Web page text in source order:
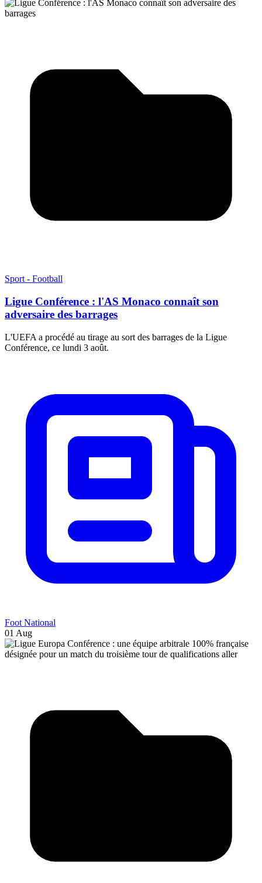
Sport - Football
Ligue Conférence : l'AS Monaco connaît son
adversaire des barrages
L'UEFA a procédé au tirage au sort des barrages de la Ligue
Conférence, ce lundi 3 août.
Foot National
01 Aug